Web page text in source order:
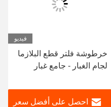
فيديو
خرطوشة فلتر قطع البلازما
لجام الغبار - جامع غبار
احصل على أفضل سعر